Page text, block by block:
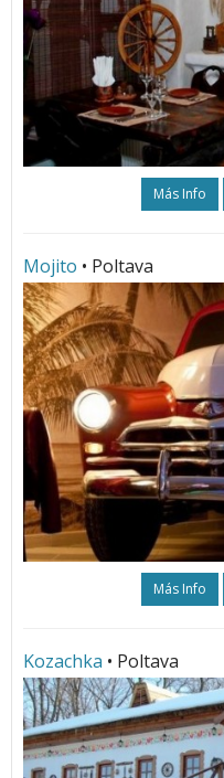
Más Info
Mojito • Poltava
Más Info
Kozachka • Poltava